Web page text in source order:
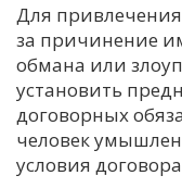
Для привлечения
за причинение
обмана или
установить
договорных
человек
условия